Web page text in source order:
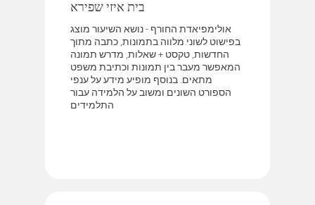
בית איזי שפירא
אולימפיאדת החורף - נושא השיעור מוצג
בפישוט לשוני מלווה בתמונות, כתבה מתוך
החדשות, טקסט + שאלות, מדרש תמונה
המאפשר מעבר בין תמונות וכתיבת משפט
מתאים. בנוסף מופיע מידע על ענפי
הספורט השונים ומשוב על הלמידה עבור
התלמידים